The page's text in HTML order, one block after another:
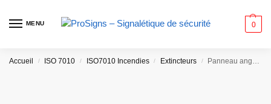
MENU 0
Accueil / ISO 7010 / ISO7010 Incendies / Extincteurs / Panneau angulaire 3D. F004 – Ensemble d’équipements de lutte contre l’incendie